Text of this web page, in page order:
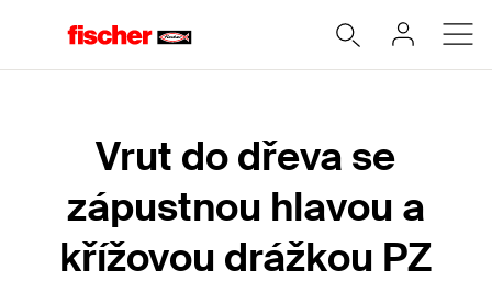
Vrut do dřeva se
zápustnou hlavou a
křížovou drážkou PZ